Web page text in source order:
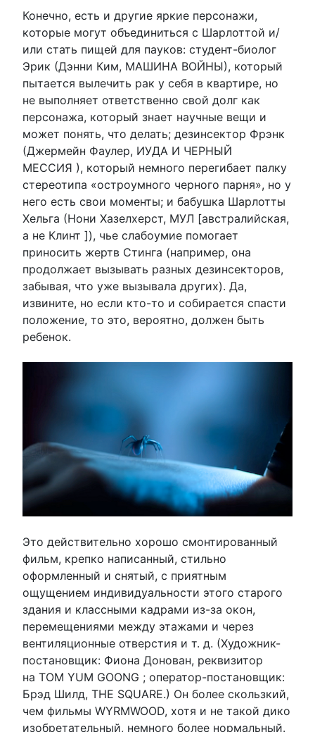
Конечно, есть и другие яркие персонажи,
которые могут объединиться с Шарлоттой и/
или стать пищей для пауков: студент-биолог
Эрик (Дэнни Ким, МАШИНА ВОЙНЫ), который
пытается вылечить рак у себя в квартире, но
не выполняет ответственно свой долг как
персонажа, который знает научные вещи и
может понять, что делать; дезинсектор Фрэнк
(Джермейн Фаулер, ИУДА И ЧЕРНЫЙ
МЕССИЯ ), который немного перегибает палку
стереотипа «остроумного черного парня», но у
него есть свои моменты; и бабушка Шарлотты
Хельга (Нони Хазелхерст, МУЛ [австралийская,
а не Клинт ]), чье слабоумие помогает
приносить жертв Стинга (например, она
продолжает вызывать разных дезинсекторов,
забывая, что уже вызывала других). Да,
извините, но если кто-то и собирается спасти
положение, то это, вероятно, должен быть
ребенок.
Это действительно хорошо смонтированный
фильм, крепко написанный, стильно
оформленный и снятый, с приятным
ощущением индивидуальности этого старого
здания и классными кадрами из-за окон,
перемещениями между этажами и через
вентиляционные отверстия и т. д. (Художник-
постановщик: Фиона Донован, реквизитор
на TOM YUM GOONG ; оператор-постановщик:
Брэд Шилд, THE SQUARE.) Он более скользкий,
чем фильмы WYRMWOOD, хотя и не такой дико
изобретательный, немного более нормальный.